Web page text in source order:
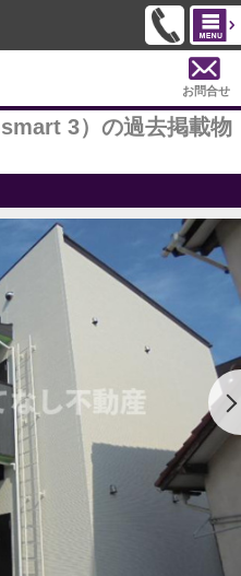
お問合せ
3）の過去掲載物